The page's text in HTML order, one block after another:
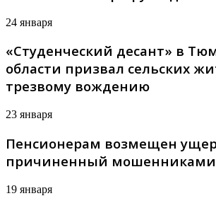
24 января
«Студенческий десант» в
области призвал сельских
трезвому вождению
23 января
Пенсионерам возмещен
причиненный мошенниками
19 января